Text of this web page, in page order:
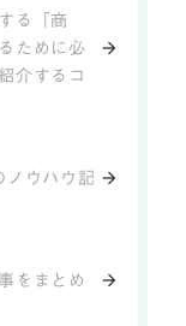
る「商
ために必
介するコ
arrow_forward
ウハウ記 arrow_forward
をまとめ
arrow_forward